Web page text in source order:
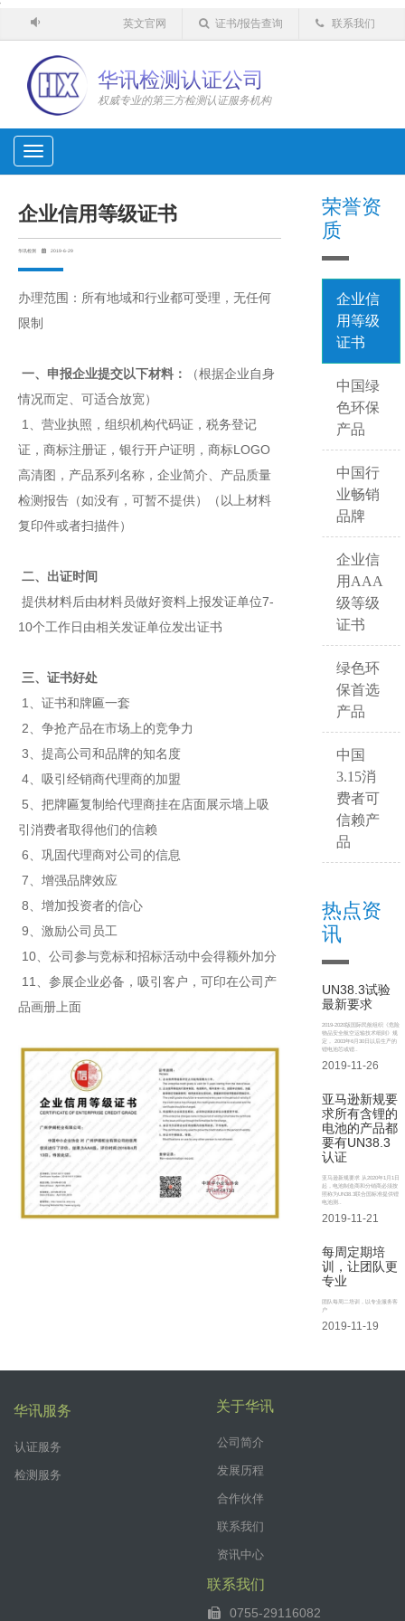
'
英文官网 证书/报告查询 联系我们
华讯检测认证公司
权威专业的第三方检测认证服务机构
Toggle
navigation
企业信用等级证书
华讯检测 2019-6-29
办理范围：所有地域和行业都可受理，无任何
限制
一、申报企业提交以下材料：
（根据企业自身
情况而定、可适合放宽）
1、营业执照，组织机构代码证，税务登记
证，商标注册证，银行开户证明，商标LOGO
高清图，产品系列名称，企业简介、产品质量
检测报告（如没有，可暂不提供）（以上材料
复印件或者扫描件）
二、出证时间
提供材料后由材料员做好资料上报发证单位7-
10个工作日由相关发证单位发出证书
三、证书好处
1、证书和牌匾一套
2、争抢产品在市场上的竞争力
3、提高公司和品牌的知名度
4、吸引经销商代理商的加盟
5、把牌匾复制给代理商挂在店面展示墙上吸
引消费者取得他们的信赖
6、巩固代理商对公司的信息
7、增强品牌效应
8、增加投资者的信心
9、激励公司员工
10、公司参与竞标和招标活动中会得额外加分
11、参展企业必备，吸引客户，可印在公司产
品画册上面
荣誉资
质
企业信
用等级
证书
中国绿
色环保
产品
中国行
业畅销
品牌
企业信
用AAA
级等级
证书
绿色环
保首选
产品
中国
3.15消
费者可
信赖产
品
热点资
讯
UN38.3试验
最新要求
2019-2020版国际民航组织《危险
物品安全航空运输技术细则》规
定， 2003年6月30日以后生产的
锂电池芯或锂..
2019-11-26
亚马逊新规要
求所有含锂的
电池的产品都
要有UN38.3
认证
亚马逊新规要求 从2020年1月1日
起，电池制造商和分销商必须按
照称为UN38.3联合国标准提供锂
电池测..
2019-11-21
每周定期培
训，让团队更
专业
团队每周二培训，以专业服务客
户
2019-11-19
华讯服务
认证服务
检测服务
关于华讯
公司简介
发展历程
合作伙伴
联系我们
资讯中心
联系我们
0755-29116082